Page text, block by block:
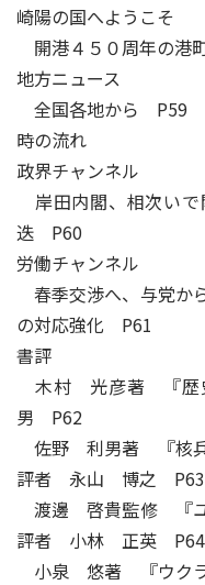
崎陽の国へようこそ
開港４５０周年の
地方ニュース
全国各地から P59
時の流れ
政界チャンネル
岸田内閣、相次い
迭 P60
労働チャンネル
春季交渉へ、与党か
の対応強化 P61
書評
木村 光彦著 『歴
男 P62
佐野 利男著 『核兵
評者 永山 博之 P63
渡邊 啓貴監修 『ユ
評者 小林 正英 P64
小泉 悠著 『ウク